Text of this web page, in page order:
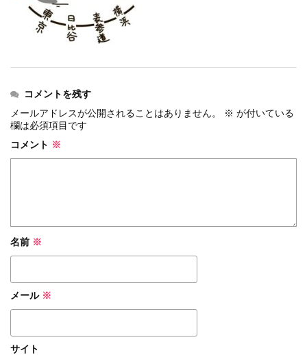
コメントを残す
メールアドレスが公開されることはありません。
※ が付いている
欄は必須項目です
コメント ※
名前 ※
メール ※
サイト